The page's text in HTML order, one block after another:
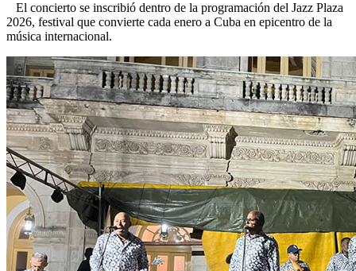
El concierto se inscribió dentro de la programación del Jazz Plaza
2026, festival que convierte cada enero a Cuba en epicentro de la
música internacional.